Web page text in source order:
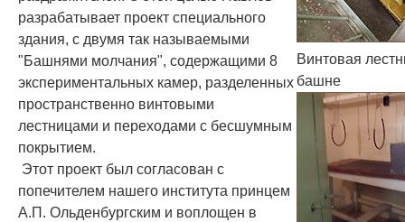
разрабатывает проект специального
здания, с двумя так называемыми
"Башнями молчания", содержащими 8
экспериментальных камер, разделенных
пространственно винтовыми
лестницами и переходами с бесшумным
покрытием.
Этот проект был согласован с
попечителем нашего института принцем
А.П. Ольденбургским и воплощен в
Винтовая
башне